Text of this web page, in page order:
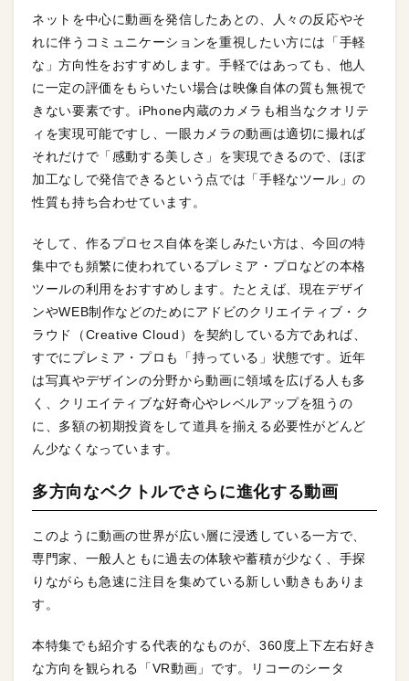
ネットを中心に動画を発信したあとの、人々の反応やそ
れに伴うコミュニケーションを重視したい方には「手軽
な」方向性をおすすめします。手軽ではあっても、他人
に一定の評価をもらいたい場合は映像自体の質も無視で
きない要素です。iPhone内蔵のカメラも相当なクオリテ
ィを実現可能ですし、一眼カメラの動画は適切に撮れば
それだけで「感動する美しさ」を実現できるので、ほぼ
加工なしで発信できるという点では「手軽なツール」の
性質も持ち合わせています。
そして、作るプロセス自体を楽しみたい方は、今回の特
集中でも頻繁に使われているプレミア・プロなどの本格
ツールの利用をおすすめします。たとえば、現在デザイ
ンやWEB制作などのためにアドビのクリエイティブ・ク
ラウド（Creative Cloud）を契約している方であれば、
すでにプレミア・プロも「持っている」状態です。近年
は写真やデザインの分野から動画に領域を広げる人も多
く、クリエイティブな好奇心やレベルアップを狙うの
に、多額の初期投資をして道具を揃える必要性がどんど
ん少なくなっています。
多方向なベクトルでさらに進化する動画
このように動画の世界が広い層に浸透している一方で、
専門家、一般人ともに過去の体験や蓄積が少なく、手探
りながらも急速に注目を集めている新しい動きもありま
す。
本特集でも紹介する代表的なものが、360度上下左右好き
な方向を観られる「VR動画」です。リコーのシータ